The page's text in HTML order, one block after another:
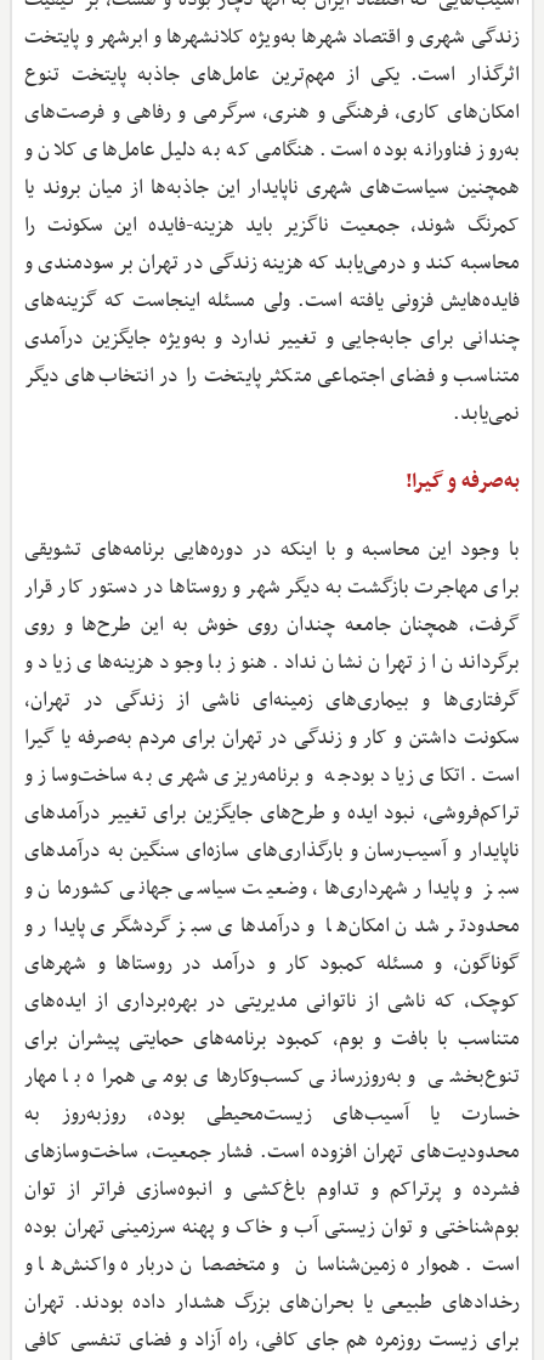
زندگی شهری و اقتصاد شهرها به‌ویژه کلانشهرها و ابرشهر و پایتخت
اثرگذار است. یکی از مهم‌ترین عامل‌های جاذبه پایتخت تنوع
امکان‌های کاری، فرهنگی و هنری، سرگرمی و رفاهی و فرصت‌های
به‌روز فناورانه بوده است. هنگامی که به دلیل عامل‌های کلان و
همچنین سیاست‌های شهری ناپایدار این جاذبه‌ها از میان بروند یا
کمرنگ شوند، جمعیت ناگزیر باید هزینه-فایده این سکونت را
محاسبه کند و درمی‌یابد که هزینه زندگی در تهران بر سودمندی و
فایده‌هایش فزونی یافته است. ولی مسئله اینجاست که گزینه‌های
چندانی برای جابه‌جایی و تغییر ندارد و به‌ویژه جایگزین درآمدی
متناسب و فضای اجتماعی متکثر پایتخت را در انتخاب‌های دیگر
نمی‌یابد.
به‌صرفه و گیرا!
با وجود این محاسبه و با اینکه در دوره‌هایی برنامه‌های تشویقی
برای مهاجرت بازگشت به دیگر شهر و روستاها در دستور کار قرار
گرفت، همچنان جامعه چندان روی خوش به این طرح‌ها و روی
برگرداندن از تهران نشان نداد. هنوز با وجود هزینه‌های زیاد و
گرفتاری‌ها و بیماری‌های زمینه‌ای ناشی از زندگی در تهران،
سکونت داشتن و کار و زندگی در تهران برای مردم به‌صرفه یا گیرا
است. اتکای زیاد بودجه و برنامه‌ریزی شهری به ساخت‌وساز و
تراکم‌فروشی، نبود ایده و طرح‌های جایگزین برای تغییر درآمدهای
ناپایدار و آسیب‌رسان و بارگذاری‌های سازه‌ای سنگین به درآمدهای
سبز و پایدار شهرداری‌ها، وضعیت سیاسی جهانی کشورمان و
محدودتر شدن امکان‌ها و درآمدهای سبز گردشگری پایدار و
گوناگون، و مسئله کمبود کار و درآمد در روستاها و شهرهای
کوچک، که ناشی از ناتوانی مدیریتی در بهره‌برداری از ایده‌های
متناسب با بافت و بوم، کمبود برنامه‌های حمایتی پیشران برای
تنوع‌بخشی و به‌روزرسانی کسب‌وکارهای بومی همراه با مهار
خسارت یا آسیب‌های زیست‌محیطی بوده، روزبه‌روز به
محدودیت‌های تهران افزوده است. فشار جمعیت، ساخت‌وسازهای
فشرده و پرتراکم و تداوم باغ‌کشی و انبوه‌سازی فراتر از توان
بوم‌شناختی و توان زیستی آب و خاک و پهنه سرزمینی تهران بوده
است. همواره زمین‌شناسان و متخصصان درباره واکنش‌ها و
رخدادهای طبیعی یا بحران‌های بزرگ هشدار داده بودند. تهران
برای زیست روزمره هم جای کافی، راه آزاد و فضای تنفسی کافی